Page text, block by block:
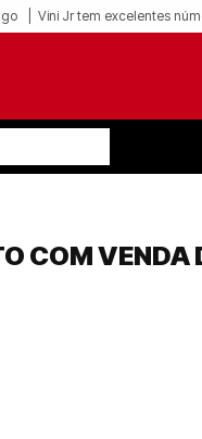
Vini Jr tem excelentes
COM VENDA